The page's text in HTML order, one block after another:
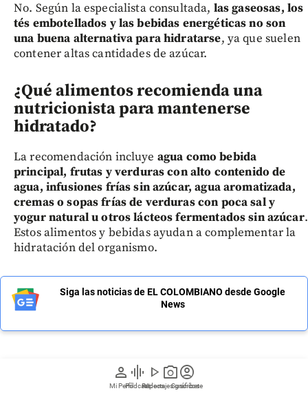
person
Mi Perfil
graphic_eq
Pódcast
play_arrow
Videos
photo_camera
Reportajes gráficos
account_circle
Suscríbete
No. Según la especialista consultada, las gaseosas, los
tés embotellados y las bebidas energéticas no son
una buena alternativa para hidratarse, ya que suelen
contener altas cantidades de azúcar.
¿Qué alimentos recomienda una
nutricionista para mantenerse
hidratado?
La recomendación incluye agua como bebida
principal, frutas y verduras con alto contenido de
agua, infusiones frías sin azúcar, agua aromatizada,
cremas o sopas frías de verduras con poca sal y
yogur natural u otros lácteos fermentados sin azúcar.
Estos alimentos y bebidas ayudan a complementar la
hidratación del organismo.
Siga las noticias de EL COLOMBIANO desde Google
News
Regístrate a nuestro newsletter